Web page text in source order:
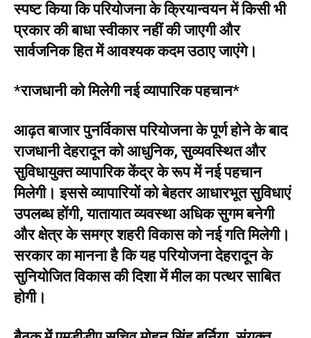
स्पष्ट किया कि परियोजना के क्रियान्वयन में किसी भी
प्रकार की बाधा स्वीकार नहीं की जाएगी और
सार्वजनिक हित में आवश्यक कदम उठाए जाएंगे।
*राजधानी को मिलेगी नई व्यापारिक पहचान*
आढ़त बाजार पुनर्विकास परियोजना के पूर्ण होने के बाद
राजधानी देहरादून को आधुनिक, सुव्यवस्थित और
सुविधायुक्त व्यापारिक केंद्र के रूप में नई पहचान
मिलेगी। इससे व्यापारियों को बेहतर आधारभूत सुविधाएं
उपलब्ध होंगी, यातायात व्यवस्था अधिक सुगम बनेगी
और क्षेत्र के समग्र शहरी विकास को नई गति मिलेगी।
सरकार का मानना है कि यह परियोजना देहरादून के
सुनियोजित विकास की दिशा में मील का पत्थर साबित
होगी।